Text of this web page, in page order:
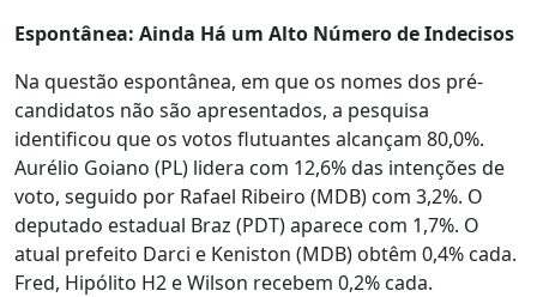
Espontânea: Ainda Há um Alto Número de Indecisos
Na questão espontânea, em que os nomes dos pré-
candidatos não são apresentados, a pesquisa
identificou que os votos flutuantes alcançam 80,0%.
Aurélio Goiano (PL) lidera com 12,6% das intenções de
voto, seguido por Rafael Ribeiro (MDB) com 3,2%. O
deputado estadual Braz (PDT) aparece com 1,7%. O
atual prefeito Darci e Keniston (MDB) obtêm 0,4% cada.
Fred, Hipólito H2 e Wilson recebem 0,2% cada.